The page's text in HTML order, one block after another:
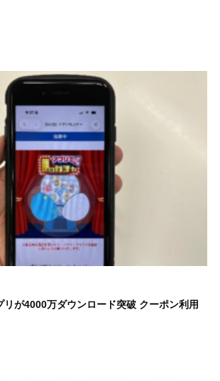
リが4000万ダウンロード突破 クーポン利用